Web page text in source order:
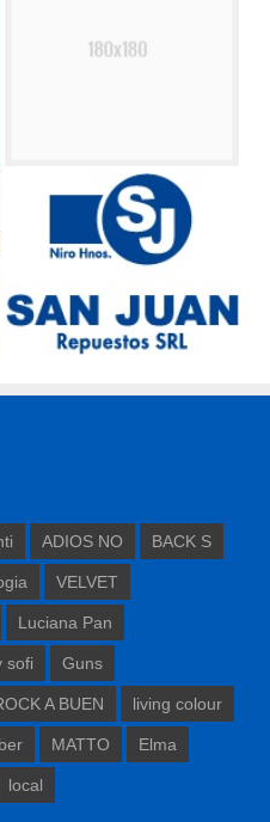
ADIOS NO BACK S
VELVET
Luciana Pan
sofi Guns
A BUEN living colour
MATTO Elma
local